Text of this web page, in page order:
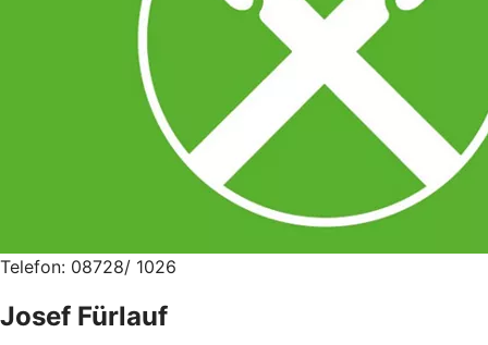
Telefon: 08728/ 1026
Josef Fürlauf